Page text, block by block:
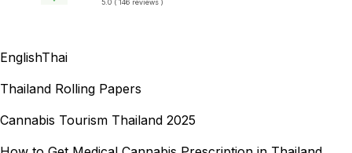
5.0 ( 146 reviews )
EnglishThai
Thailand Rolling Papers
Cannabis Tourism Thailand 2025